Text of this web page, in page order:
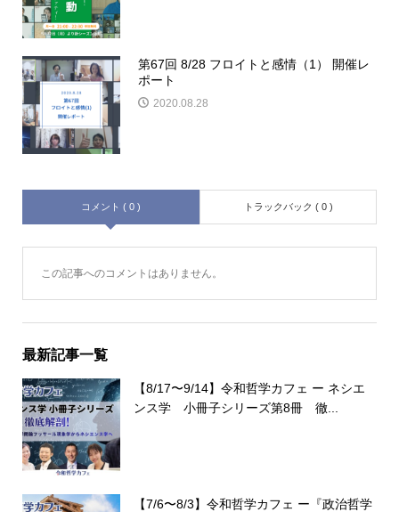
第67回 8/28 フロイトと感情（1） 開催レ
ポート
2020.08.28
コメント ( 0 ) トラックバック ( 0 )
この記事へのコメントはありません。
最新記事一覧
【8/17〜9/14】令和哲学カフェ ー ネシエ
ンス学 小冊子シリーズ第8冊 徹...
【7/6〜8/3】令和哲学カフェ ー『政治哲学